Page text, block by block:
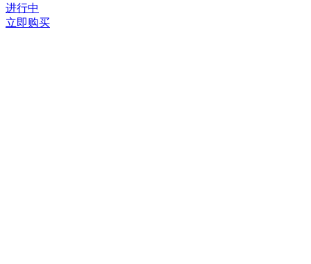
进行中
立即购买